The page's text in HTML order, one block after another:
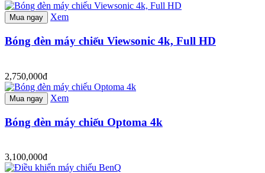
Mua ngay Xem
Bóng đèn máy chiếu Viewsonic 4k, Full HD
2,750,000đ
Mua ngay Xem
Bóng đèn máy chiếu Optoma 4k
3,100,000đ